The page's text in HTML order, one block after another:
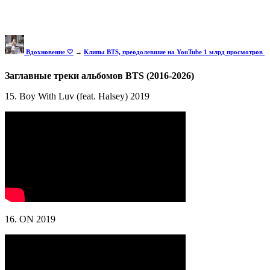
Вдохновение 🤍 → Клипы BTS, преодолевшие на YouTube 1 млрд просмотров
Заглавные треки альбомов BTS (2016-2026)
15. Boy With Luv (feat. Halsey) 2019
16. ON 2019